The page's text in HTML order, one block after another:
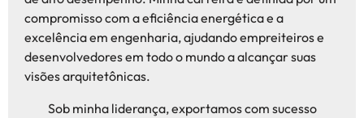
compromisso com a eficiência energética e a
excelência em engenharia, ajudando empreiteiros e
desenvolvedores em todo o mundo a alcançar suas
visões arquitetônicas.
Sob minha liderança, exportamos com sucesso